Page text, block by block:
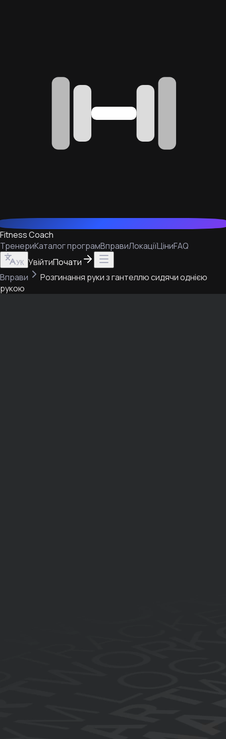
Fitness Coach
ТренериКаталог програмВправиЛокаціїЦіниFAQ
УК УвійтиПочати
Вправи
Розгинання руки з гантеллю сидячи однією
рукою